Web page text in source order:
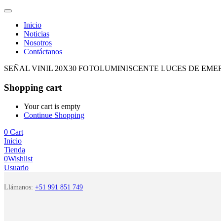
Inicio
Noticias
Nosotros
Contáctanos
SEÑAL VINIL 20X30 FOTOLUMINISCENTE LUCES DE
Shopping cart
Your cart is empty
Continue Shopping
0 Cart
Inicio
Tienda
0Wishlist
Usuario
Llámanos: +51 991 851 749